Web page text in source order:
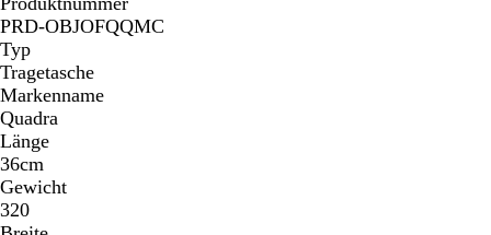
i
ß
PRD-OBJOFQQMC
Typ
Tragetasche
Markenname
Quadra
Länge
36cm
Gewicht
320